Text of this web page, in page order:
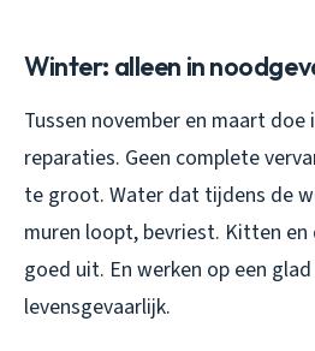
Winter: alleen in
Tussen november en maart doe
reparaties. Geen complete
te groot. Water dat tijdens de
muren loopt, bevriest. Kitten
goed uit. En werken op een
levensgevaarlijk.